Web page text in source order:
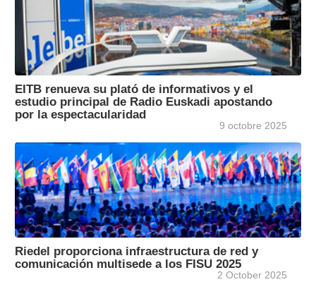
EITB renueva su plató de informativos y el
estudio principal de Radio Euskadi apostando
por la espectacularidad
9 octobre 2025
Riedel proporciona infraestructura de red y
comunicación multisede a los FISU 2025
2 October 2025